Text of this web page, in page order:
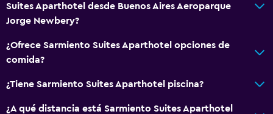
Suites Aparthotel desde Buenos Aires Aeroparque
Jorge Newbery?
¿Ofrece Sarmiento Suites Aparthotel opciones de
comida?
¿Tiene Sarmiento Suites Aparthotel piscina?
¿A qué distancia está Sarmiento Suites Aparthotel